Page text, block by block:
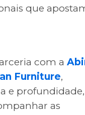
que
com a
Furniture,
e
as